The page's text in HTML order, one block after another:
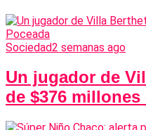
Sociedad2 semanas ago
Un jugador de
de $376 millones